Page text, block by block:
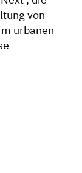
von
urbanen